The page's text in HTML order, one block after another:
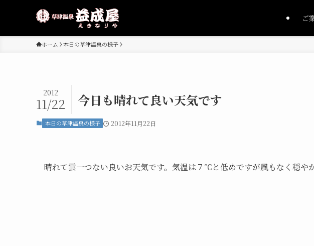
ご
ホーム 本日の草津温泉の様子
今日も晴れて良い天気です
2012
11/22
本日の草津温泉の様子 2012年11月22日
晴れて雲一つない良いお天気です。気温は７℃と低めですが風もなく穏やか